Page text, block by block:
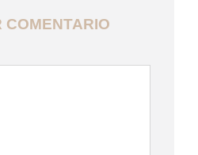
COMENTARIO